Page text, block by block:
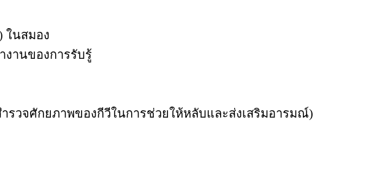
ในสมอง
านของการรับรู้
รวจศักยภาพของกีวีในการช่วยให้หลับและส่งเสริมอารมณ์)